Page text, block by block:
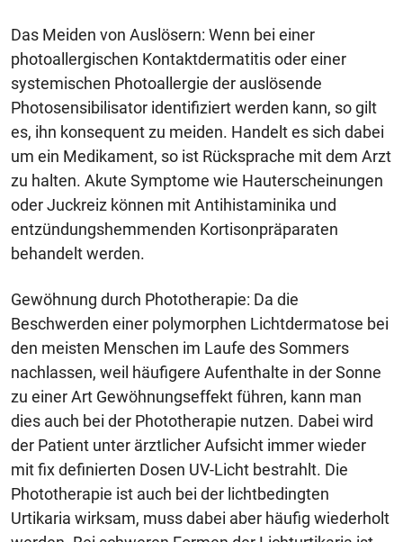
Das Meiden von Auslösern: Wenn bei einer
photoallergischen Kontaktdermatitis oder einer
systemischen Photoallergie der auslösende
Photosensibilisator identifiziert werden kann, so gilt
es, ihn konsequent zu meiden. Handelt es sich dabei
um ein Medikament, so ist Rücksprache mit dem Arzt
zu halten. Akute Symptome wie Hauterscheinungen
oder Juckreiz können mit Antihistaminika und
entzündungshemmenden Kortisonpräparaten
behandelt werden.
Gewöhnung durch Phototherapie: Da die
Beschwerden einer polymorphen Lichtdermatose bei
den meisten Menschen im Laufe des Sommers
nachlassen, weil häufigere Aufenthalte in der Sonne
zu einer Art Gewöhnungseffekt führen, kann man
dies auch bei der Phototherapie nutzen. Dabei wird
der Patient unter ärztlicher Aufsicht immer wieder
mit fix definierten Dosen UV-Licht bestrahlt. Die
Phototherapie ist auch bei der lichtbedingten
Urtikaria wirksam, muss dabei aber häufig wiederholt